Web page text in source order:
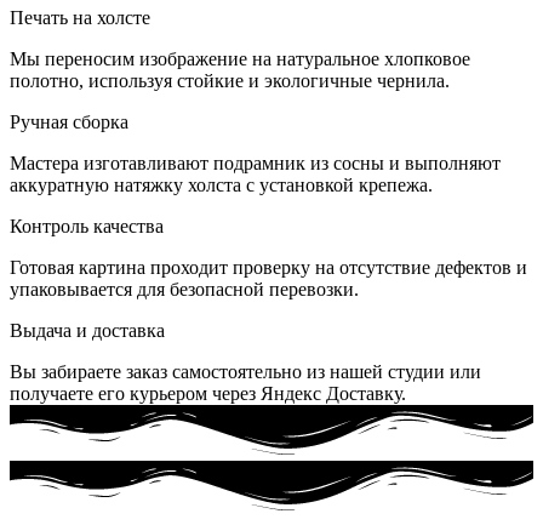
Печать на холсте
Мы переносим изображение на натуральное хлопковое
полотно, используя стойкие и экологичные чернила.
Ручная сборка
Мастера изготавливают подрамник из сосны и выполняют
аккуратную натяжку холста с установкой крепежа.
Контроль качества
Готовая картина проходит проверку на отсутствие дефектов и
упаковывается для безопасной перевозки.
Выдача и доставка
Вы забираете заказ самостоятельно из нашей студии или
получаете его курьером через Яндекс Доставку.